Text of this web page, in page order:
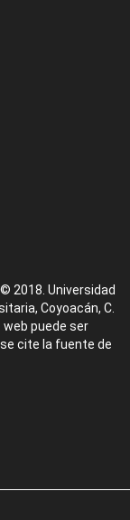
2018. Universidad
Coyoacán, C.
web puede ser
cite la fuente de